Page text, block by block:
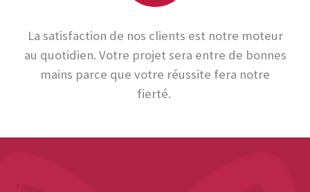
La satisfaction de nos clients est notre moteur
au quotidien. Votre projet sera entre de bonnes
mains parce que votre réussite fera notre
fierté.